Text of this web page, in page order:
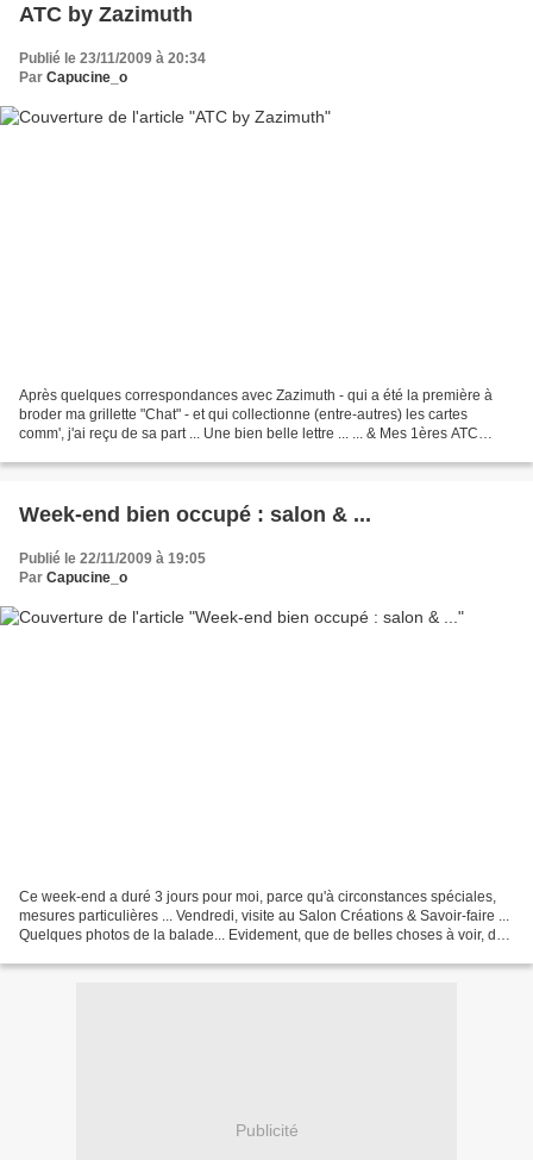
ATC by Zazimuth
Publié le 23/11/2009 à 20:34
Par Capucine_o
Après quelques correspondances avec Zazimuth - qui a été la première à
broder ma grillette "Chat" - et qui collectionne (entre-autres) les cartes
comm', j'ai reçu de sa part ... Une bien belle lettre ... ... & Mes 1ères ATC
Week-end bien occupé : salon & ...
Publié le 22/11/2009 à 19:05
Par Capucine_o
Ce week-end a duré 3 jours pour moi, parce qu'à circonstances spéciales,
mesures particulières ... Vendredi, visite au Salon Créations & Savoir-faire ...
Quelques photos de la balade... Evidement, que de belles choses à voir, des
Publicité